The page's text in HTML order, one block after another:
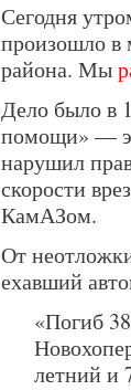
Сегодня
произошло в
района. Мы
Дело было в
помощи» —
нарушил
скорости
КамАЗом.
От
ехавший
«Погиб
летний и